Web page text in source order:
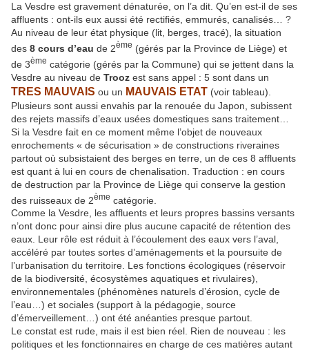
La Vesdre est gravement dénaturée, on l’a dit. Qu’en est-il de ses
affluents : ont-ils eux aussi été rectifiés, emmurés, canalisés… ?
Au niveau de leur état physique (lit, berges, tracé), la situation
des 8 cours d’eau de 2ème (gérés par la Province de Liège) et
de 3ème catégorie (gérés par la Commune) qui se jettent dans la
Vesdre au niveau de Trooz est sans appel : 5 sont dans un
TRES MAUVAIS ou un MAUVAIS ETAT (voir tableau).
Plusieurs sont aussi envahis par la renouée du Japon, subissent
des rejets massifs d’eaux usées domestiques sans traitement…
Si la Vesdre fait en ce moment même l’objet de nouveaux
enrochements « de sécurisation » de constructions riveraines
partout où subsistaient des berges en terre, un de ces 8 affluents
est quant à lui en cours de chenalisation. Traduction : en cours
de destruction par la Province de Liège qui conserve la gestion
des ruisseaux de 2ème catégorie.
Comme la Vesdre, les affluents et leurs propres bassins versants
n’ont donc pour ainsi dire plus aucune capacité de rétention des
eaux. Leur rôle est réduit à l’écoulement des eaux vers l’aval,
accéléré par toutes sortes d’aménagements et la poursuite de
l’urbanisation du territoire. Les fonctions écologiques (réservoir
de la biodiversité, écosystèmes aquatiques et rivulaires),
environnementales (phénomènes naturels d’érosion, cycle de
l’eau…) et sociales (support à la pédagogie, source
d’émerveillement…) ont été anéanties presque partout.
Le constat est rude, mais il est bien réel. Rien de nouveau : les
politiques et les fonctionnaires en charge de ces matières autant